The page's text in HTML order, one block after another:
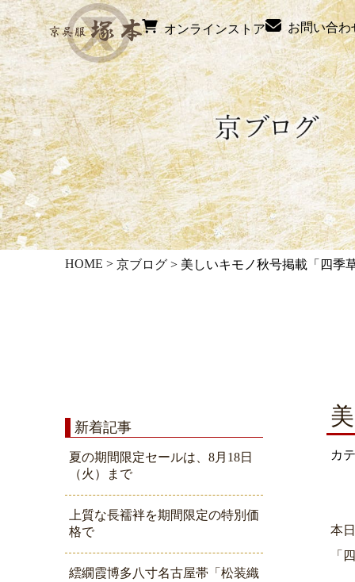
オンラインストア お問い合わ
HOME > 京ブログ > 美しいキモノ秋号掲載「四季
新着記事
夏の期間限定セールは、8月18日
（火）まで
上質な長襦袢を期間限定の特別価
格で
繧繝霞博多八寸名古屋帯「松装織
カ
本
「